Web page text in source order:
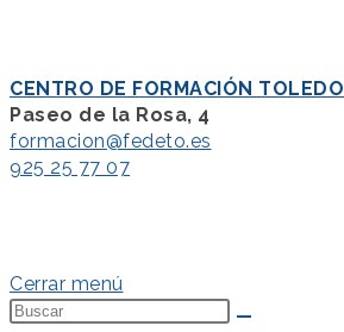
CENTRO DE FORMACIÓN TOLEDO
Paseo de la Rosa, 4
formacion@fedeto.es
925 25 77 07
Cerrar menú